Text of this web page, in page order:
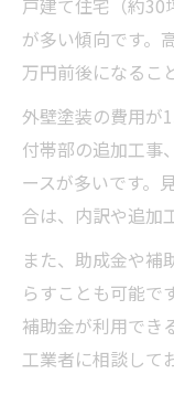
が多い傾向です。
万円前後になるこ
外壁塗装の費用が
付帯部の追加工事
ースが多いです。
合は、内訳や追加
また、助成金や補
らすことも可能で
補助金が利用でき
工業者に相談して